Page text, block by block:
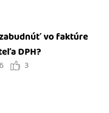
vo faktúre
DPH?
3